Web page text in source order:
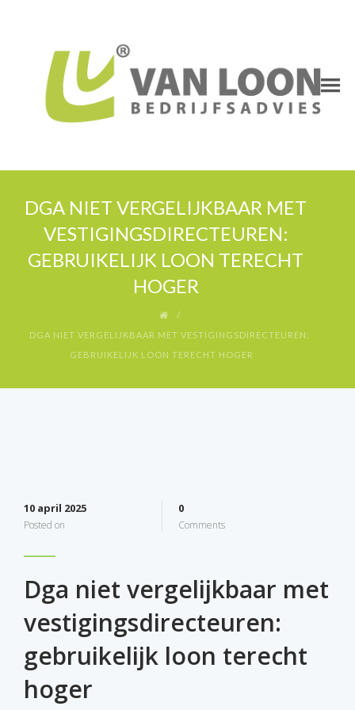
DGA NIET VERGELIJKBAAR MET
VESTIGINGSDIRECTEUREN:
GEBRUIKELIJK LOON TERECHT
HOGER
DGA NIET VERGELIJKBAAR MET VESTIGINGSDIRECTEUREN:
GEBRUIKELIJK LOON TERECHT HOGER
10 april 2025
Posted on
0
Comments
Dga niet vergelijkbaar met
vestigingsdirecteuren:
gebruikelijk loon terecht
hoger